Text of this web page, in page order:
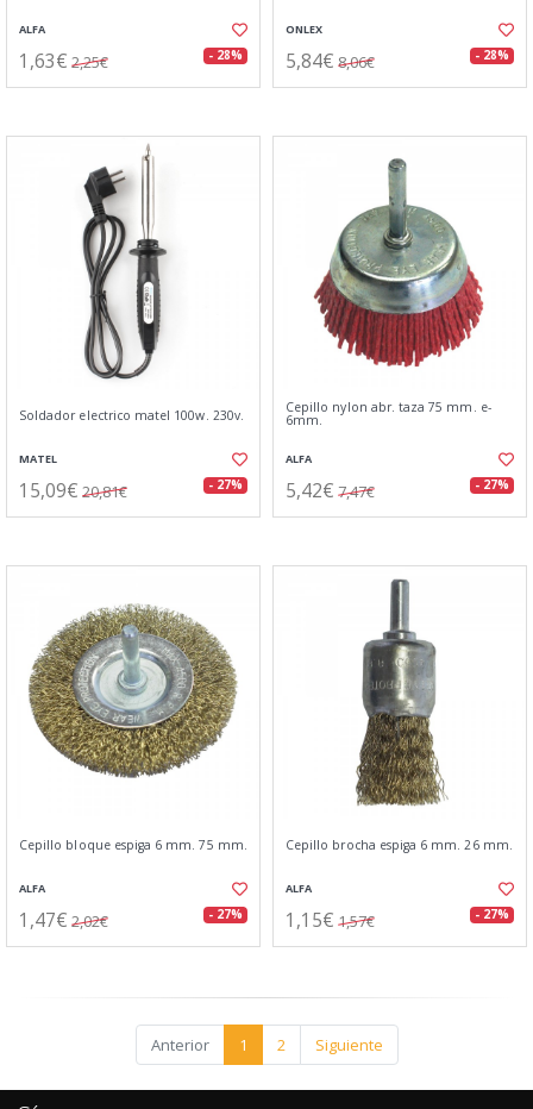
ALFA
1,63€ 2,25€ - 28%
ONLEX
5,84€ 8,06€ - 28%
Soldador electrico matel 100w. 230v.
MATEL
15,09€ 20,81€ - 27%
Cepillo nylon abr. taza 75 mm. e-
6mm.
ALFA
5,42€ 7,47€ - 27%
Cepillo bloque espiga 6 mm. 75 mm.
ALFA
1,47€ 2,02€ - 27%
Cepillo brocha espiga 6 mm. 26 mm.
ALFA
1,15€ 1,57€ - 27%
Anterior 1 2 Siguiente